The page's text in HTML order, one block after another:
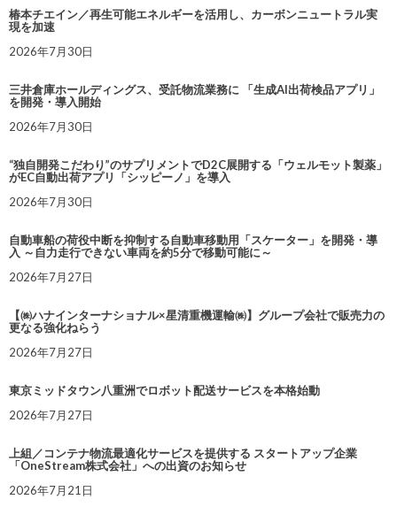
椿本チエイン／再生可能エネルギーを活用し、カーボンニュートラル実
現を加速
2026年7月30日
三井倉庫ホールディングス、受託物流業務に 「生成AI出荷検品アプリ」
を開発・導入開始
2026年7月30日
“独自開発こだわり”のサプリメントでD2C展開する「ウェルモット製薬」
がEC自動出荷アプリ「シッピーノ」を導入
2026年7月30日
自動車船の荷役中断を抑制する自動車移動用「スケーター」を開発・導
入 ～自力走行できない車両を約5分で移動可能に～
2026年7月27日
【㈱ハナインターナショナル×星清重機運輸㈱】グループ会社で販売力の
更なる強化ねらう
2026年7月27日
東京ミッドタウン八重洲でロボット配送サービスを本格始動
2026年7月27日
上組／コンテナ物流最適化サービスを提供する スタートアップ企業
「OneStream株式会社」への出資のお知らせ
2026年7月21日